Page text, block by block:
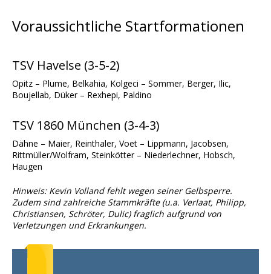
Voraussichtliche Startformationen
TSV Havelse (3-5-2)
Opitz – Plume, Belkahia, Kolgeci – Sommer, Berger, Ilic,
Boujellab, Düker – Rexhepi, Paldino
TSV 1860 München (3-4-3)
Dähne – Maier, Reinthaler, Voet – Lippmann, Jacobsen,
Rittmüller/Wolfram, Steinkötter – Niederlechner, Hobsch,
Haugen
Hinweis: Kevin Volland fehlt wegen seiner Gelbsperre.
Zudem sind zahlreiche Stammkräfte (u.a. Verlaat, Philipp,
Christiansen, Schröter, Dulic) fraglich aufgrund von
Verletzungen und Erkrankungen.